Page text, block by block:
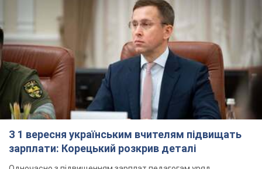
Одночасно з підвищенням зарплат педагогам уряд
анонсував збільшення студентських стипендій
7.08.2026 00:29
Скільки балістичних ракет
українська ППО перехопила в липні: у
Міноборони назвали цифру
Українська ППО працювала в умовах дефіциту
годину тому 4,5 т.